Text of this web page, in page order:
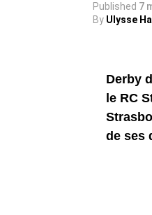
Published 7
By Ulysse
Derby
le RC
de ses